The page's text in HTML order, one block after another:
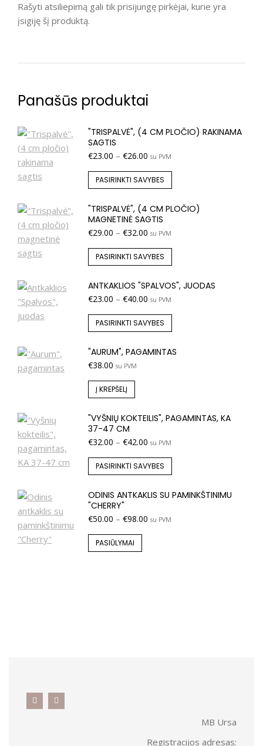
Rašyti atsiliepimą gali tik prisijungę pirkėjai, kurie yra
įsigiję šį produktą.
Panašūs produktai
"TRISPALVĖ", (4 CM PLOČIO) RAKINAMA
SAGTIS
€23.00 – €26.00 su PVM
PASIRINKTI SAVYBES
"TRISPALVĖ", (4 CM PLOČIO)
MAGNETINĖ SAGTIS
€29.00 – €32.00 su PVM
PASIRINKTI SAVYBES
ANTKAKLIOS "SPALVOS", JUODAS
€23.00 – €40.00 su PVM
PASIRINKTI SAVYBES
"AURUM", PAGAMINTAS
€38.00 su PVM
Į KREPŠELĮ
"VYŠNIŲ KOKTEILIS", PAGAMINTAS, KA
37-47 CM
€32.00 – €42.00 su PVM
PASIRINKTI SAVYBES
ODINIS ANTKAKLIS SU PAMINKŠTINIMU
"CHERRY"
€50.00 – €98.00 su PVM
PASIŪLYMAI
MB Ursa
Registracijos adresas: